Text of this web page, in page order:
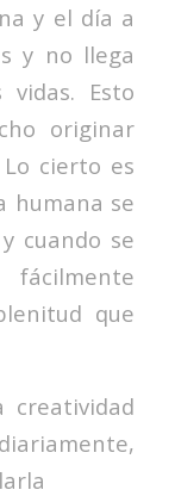
y el día a
y no llega
Esto
originar
cierto es
humana se
cuando se
que